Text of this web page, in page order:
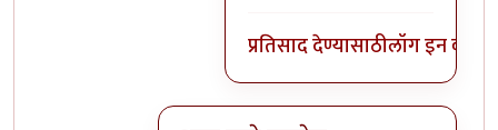
प्रतिसाद देण्यासाठीलॉग इन करा